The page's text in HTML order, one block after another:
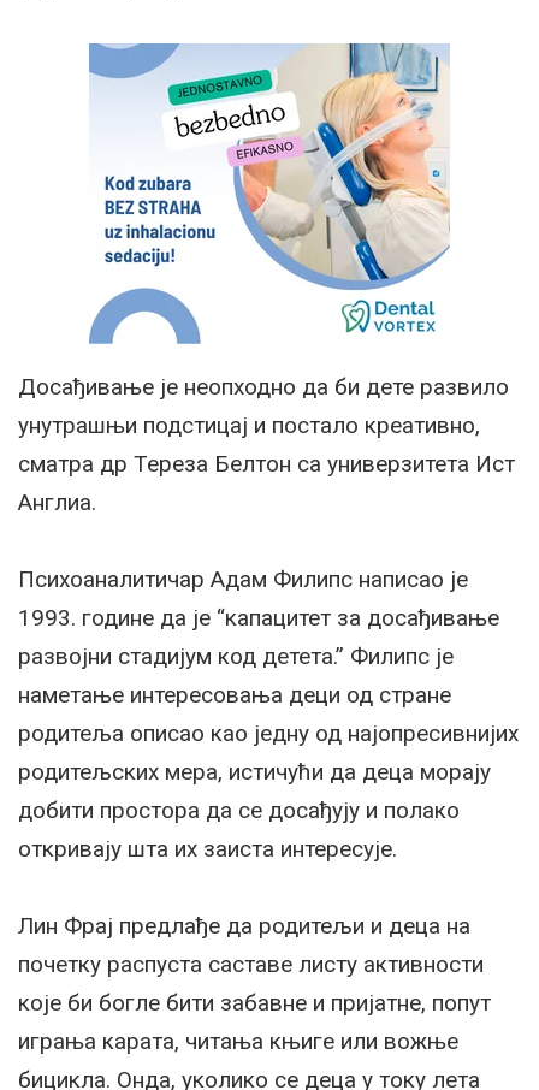
Досађивање је неопходно да би дете развило
унутрашњи подстицај и постало креативно,
сматра др Тереза Белтон са универзитета Ист
Англиа.
Психоаналитичар Адам Филипс написао је
1993. године да је “капацитет за досађивање
развојни стадијум код детета.” Филипс је
наметање интересовања деци од стране
родитеља описао као једну од најопресивнијих
родитељских мера, истичући да деца морају
добити простора да се досађују и полако
откривају шта их заиста интересује.
Лин Фрај предлађе да родитељи и деца на
почетку распуста саставе листу активности
које би богле бити забавне и пријатне, попут
играња карата, читања књиге или вожње
бицикла. Онда, уколико се деца у току лета